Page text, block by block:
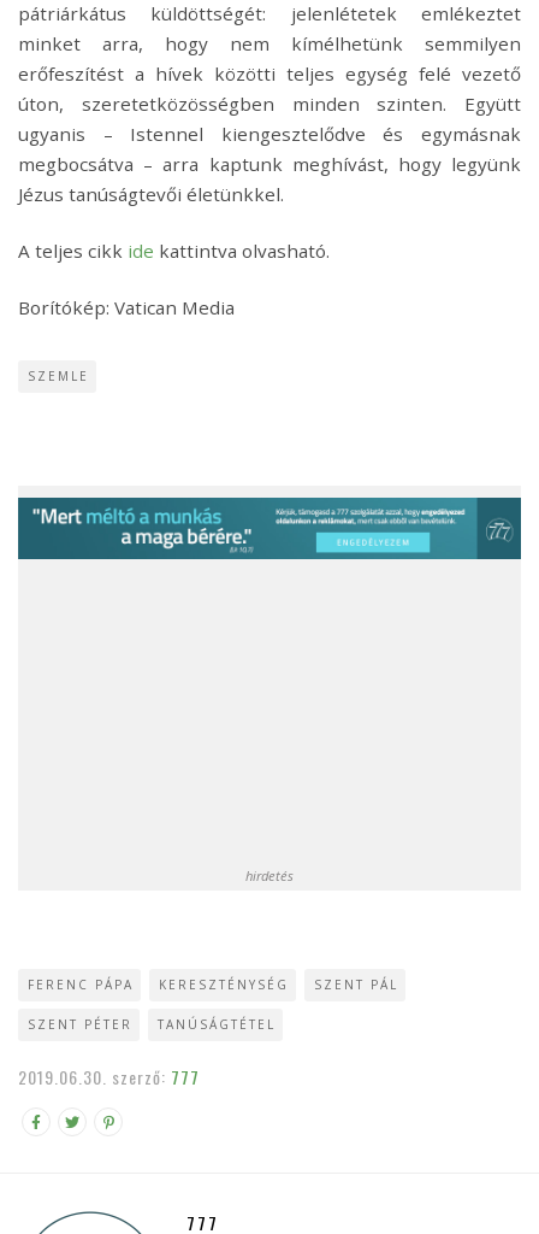
pátriárkátus küldöttségét: jelenlétetek emlékeztet
minket arra, hogy nem kímélhetünk semmilyen
erőfeszítést a hívek közötti teljes egység felé vezető
úton, szeretetközösségben minden szinten. Együtt
ugyanis – Istennel kiengesztelődve és egymásnak
megbocsátva – arra kaptunk meghívást, hogy legyünk
Jézus tanúságtevői életünkkel.
A teljes cikk ide kattintva olvasható.
Borítókép: Vatican Media
SZEMLE
hirdetés
FERENC PÁPA KERESZTÉNYSÉG SZENT PÁL
SZENT PÉTER TANÚSÁGTÉTEL
2019.06.30. szerző: 777
777